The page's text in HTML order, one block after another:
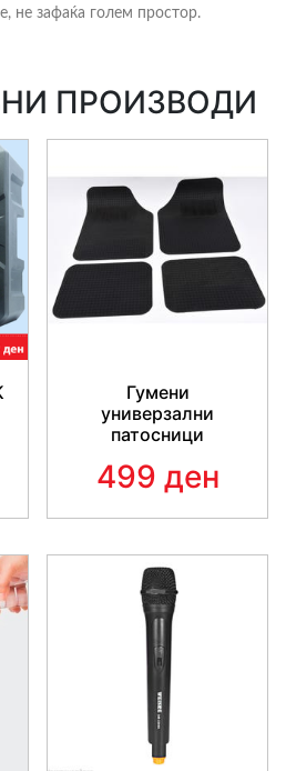
не зафаќа голем простор.
ПРОИЗВОДИ
Гумени
универзални
патосници
499 ден